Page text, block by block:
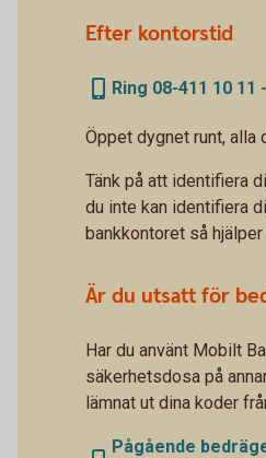
Efter kontorstid
Ring 08-411 10
Öppet dygnet runt, alla
Tänk på att identifiera
du inte kan identifiera
bankkontoret så
Är du utsatt för
Har du använt Mobilt
säkerhetsdosa på
lämnat ut dina koder
Pågående